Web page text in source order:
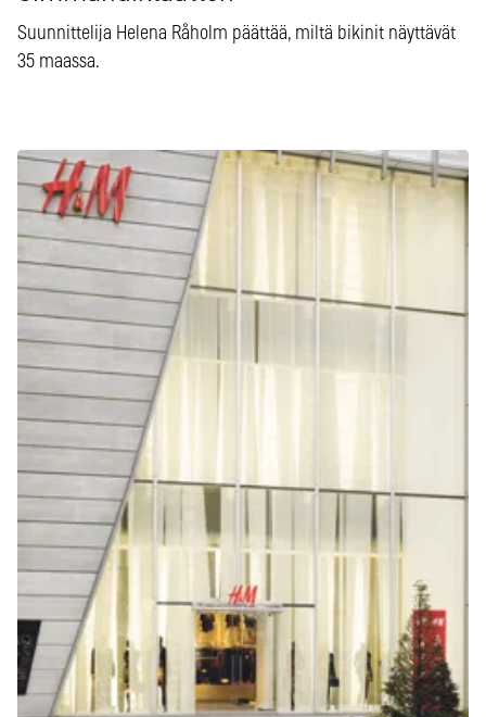
Suunnittelija Helena Råholm päättää, miltä bikinit näyttävät
35 maassa.